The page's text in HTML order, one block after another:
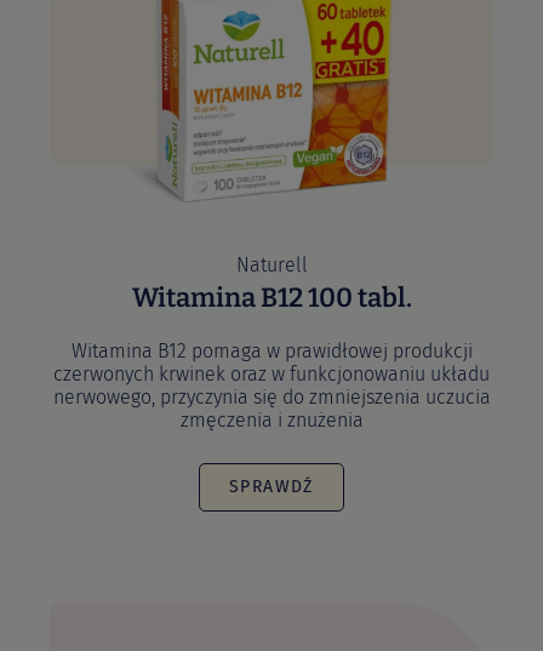
Naturell
Witamina B12 100 tabl.
Witamina B12 pomaga w prawidłowej produkcji
czerwonych krwinek oraz w funkcjonowaniu układu
nerwowego, przyczynia się do zmniejszenia uczucia
zmęczenia i znużenia
SPRAWDŹ